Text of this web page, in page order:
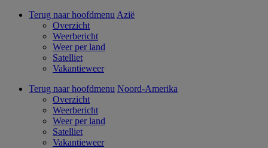
Terug naar hoofdmenu Azië
Overzicht
Weerbericht
Weer per land
Satelliet
Vakantieweer
Terug naar hoofdmenu Noord-Amerika
Overzicht
Weerbericht
Weer per land
Satelliet
Vakantieweer